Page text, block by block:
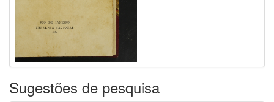
Sugestões de pesquisa